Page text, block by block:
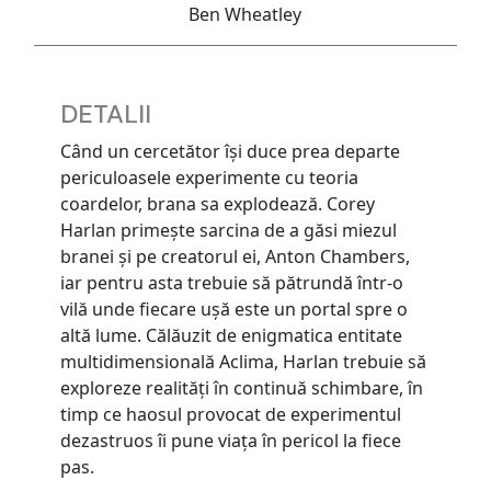
Ben Wheatley
DETALII
Când un cercetător îşi duce prea departe
periculoasele experimente cu teoria
coardelor, brana sa explodează. Corey
Harlan primeşte sarcina de a găsi miezul
branei şi pe creatorul ei, Anton Chambers,
iar pentru asta trebuie să pătrundă într-o
vilă unde fiecare uşă este un portal spre o
altă lume. Călăuzit de enigmatica entitate
multidimensională Aclima, Harlan trebuie să
exploreze realităţi în continuă schimbare, în
timp ce haosul provocat de experimentul
dezastruos îi pune viaţa în pericol la fiece
pas.